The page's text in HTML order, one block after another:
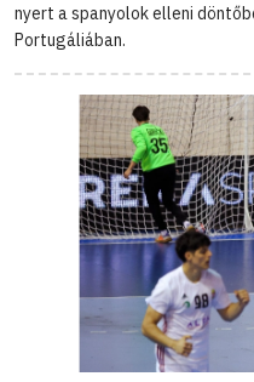
nyert a spanyolok elleni
Portugáliában.